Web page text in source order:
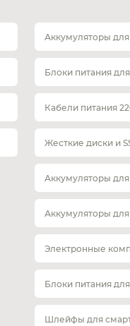
Аккумуляторы для
Блоки питания
Кабели питания
Жесткие диски и
Аккумуляторы
Аккумуляторы
Блоки питания